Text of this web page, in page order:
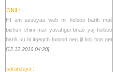
ONII :
HI um asuuyaa web nii holboo barih mail
bichsn chini mail yavahgui bnao yaj holboo
barih uu bi itgegch bolood neg jil bolj bna get
[12.12.2016 04:20]
saranzaya :